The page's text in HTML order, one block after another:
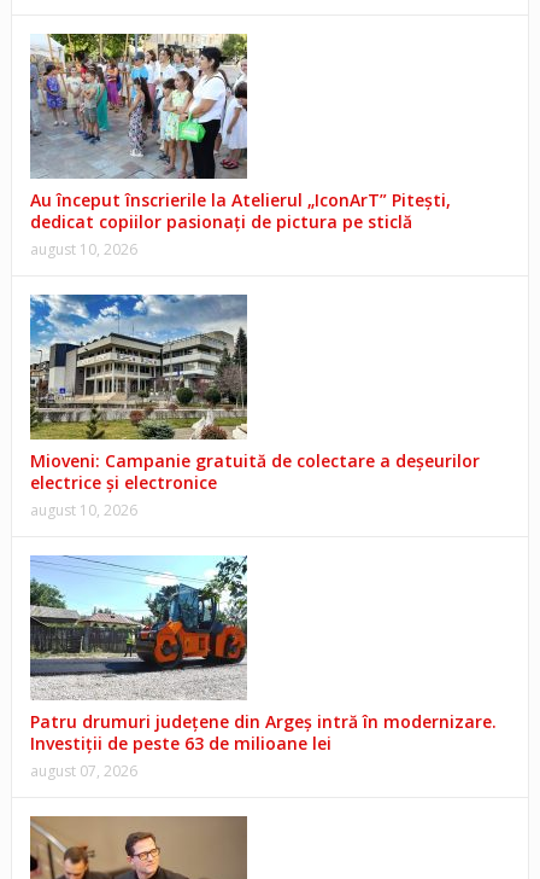
Au început înscrierile la Atelierul „IconArT” Pitești,
dedicat copiilor pasionați de pictura pe sticlă
august 10, 2026
Mioveni: Campanie gratuită de colectare a deșeurilor
electrice și electronice
august 10, 2026
Patru drumuri județene din Argeș intră în modernizare.
Investiții de peste 63 de milioane lei
august 07, 2026